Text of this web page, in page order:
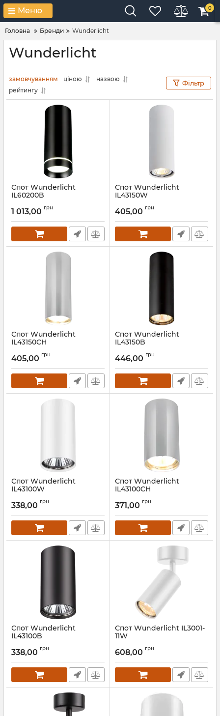
Меню 0
Головна Бренди Wunderlicht
Wunderlicht
замовчуванням ціною
назвою
рейтингу
Фільтр
Спот Wunderlicht
IL60200B
1 013,00 грн
Спот Wunderlicht
IL43150W
405,00 грн
Спот Wunderlicht
IL43150CH
405,00 грн
Спот Wunderlicht
IL43150B
446,00 грн
Спот Wunderlicht
IL43100W
338,00 грн
Спот Wunderlicht
IL43100CH
371,00 грн
Спот Wunderlicht
IL43100B
338,00 грн
Спот Wunderlicht IL3001-
11W
608,00 грн